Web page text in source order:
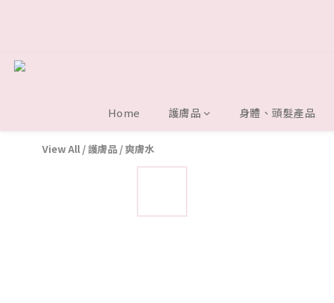
Home 護膚品 身體、頭髮產品
View All /護膚品 /爽膚水